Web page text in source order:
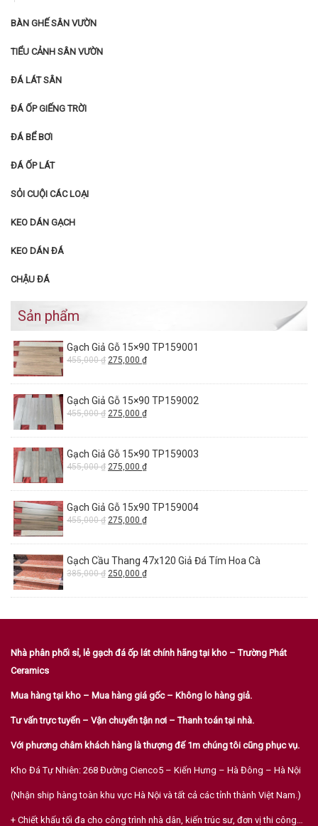
BÀN GHẾ SÂN VƯỜN
TIỂU CẢNH SÂN VƯỜN
ĐÁ LÁT SÂN
ĐÁ ỐP GIẾNG TRỜI
ĐÁ BỂ BƠI
ĐÁ ỐP LÁT
SỎI CUỘI CÁC LOẠI
KEO DÁN GẠCH
KEO DÁN ĐÁ
CHẬU ĐÁ
Sản phẩm
Gạch Giả Gỗ 15×90 TP159001
455,000₫ 275,000 ₫
Gạch Giả Gỗ 15×90 TP159002
455,000₫ 275,000 ₫
Gạch Giả Gỗ 15×90 TP159003
455,000₫ 275,000 ₫
Gạch Giả Gỗ 15x90 TP159004
455,000₫ 275,000 ₫
Gạch Cầu Thang 47x120 Giả Đá Tím Hoa Cà
385,000₫ 250,000 ₫
Nhà phân phối sỉ, lẻ gạch đá ốp lát chính hãng tại kho – Trường Phát
Ceramics
Mua hàng tại kho – Mua hàng giá gốc – Không lo hàng giả.
Tư vấn trực tuyến – Vận chuyển tận nơi – Thanh toán tại nhà.
Với phương châm khách hàng là thượng đế 1m chúng tôi cũng phục vụ.
Kho Đá Tự Nhiên: 268 Đường Cienco5 – Kiến Hưng – Hà Đông – Hà Nội
(Nhận ship hàng toàn khu vực Hà Nội và tất cả các tỉnh thành Việt Nam.)
+ Chiết khấu tối đa cho công trình nhà dân, kiến trúc sư, đơn vị thi công…